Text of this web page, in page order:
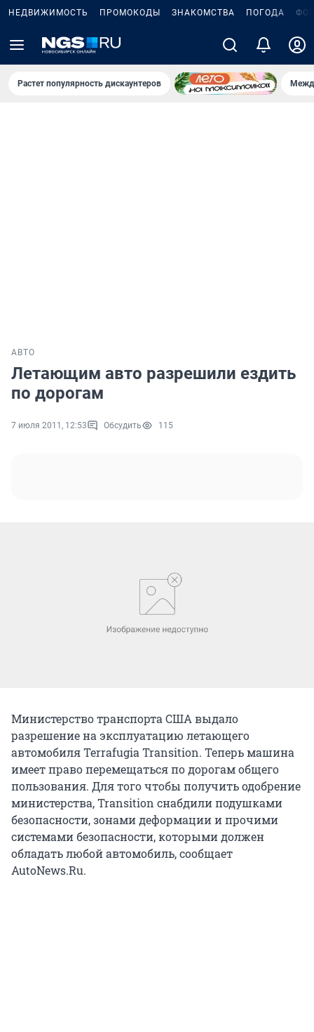
НЕДВИЖИМОСТЬ ПРОМОКОДЫ ЗНАКОМСТВА ПОГОДА
Растет популярность дискаунтеров
АВТО
Летающим авто разрешили ездить
по дорогам
7 июля 2011, 12:53 Обсудить 115
Министерство транспорта США выдало
разрешение на эксплуатацию летающего
автомобиля Terrafugia Transition. Теперь машина
имеет право перемещаться по дорогам общего
пользования. Для того чтобы получить одобрение
министерства, Transition снабдили подушками
безопасности, зонами деформации и прочими
системами безопасности, которыми должен
обладать любой автомобиль, сообщает
AutoNews.Ru.